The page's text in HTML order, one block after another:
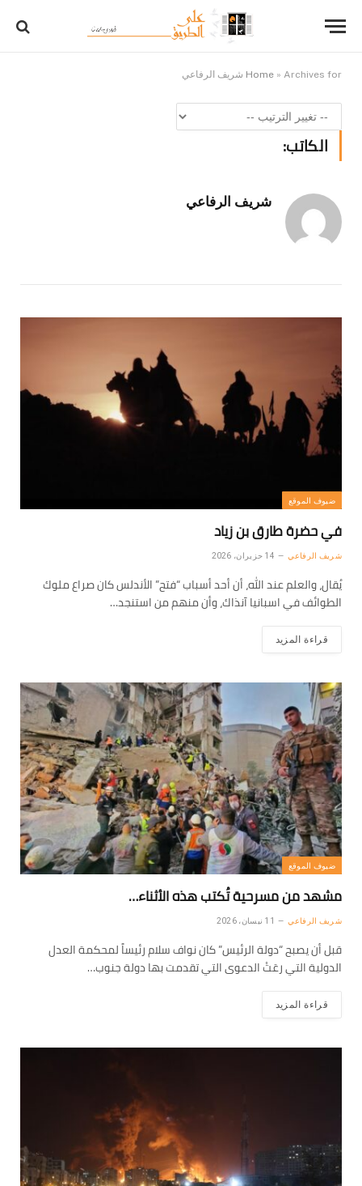
Home » Archives for شريف الرفاعي
الكاتب:
شريف الرفاعي
ضيوف الموقع
في حضرة طارق بن زياد
شريف الرفاعي 14 حزيران، 2026
يُقال، والعلم عند الله، أن أحد أسباب “فتح” الأندلس كان صراع ملوك
الطوائف في اسبانيا آنذاك، وأن منهم من استنجد…
قراءة المزيد
ضيوف الموقع
مشهد من مسرحية تُكتب هذه الأثناء…
شريف الرفاعي 11 نيسان، 2026
قبل أن يصبح “دولة الرئيس” كان نواف سلام رئيساً لمحكمة العدل
الدولية التي رعَتْ الدعوى التي تقدمت بها دولة جنوب…
قراءة المزيد